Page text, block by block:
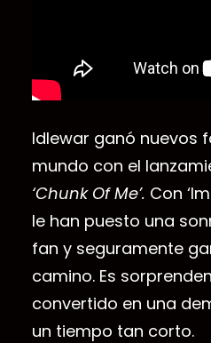
Idlewar ganó nuevos
mundo con el
‘Chunk Of Me’. Con
le han puesto una
fan y seguramente
camino. Es
convertido en una
un tiempo tan corto.